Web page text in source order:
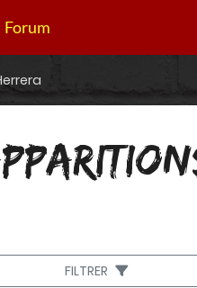
Forum
FILTRER